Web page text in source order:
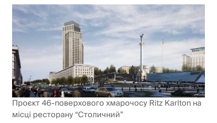
Проєкт 46-поверхового хмарочосу Ritz Karlton на
місці ресторану “Столичний”